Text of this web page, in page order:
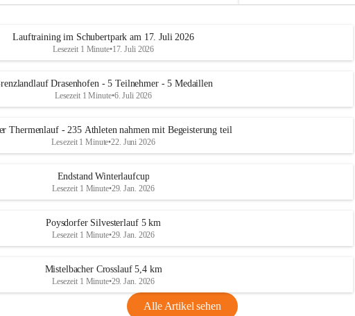
Lauftraining im Schubertpark am 17. Juli 2026
Lesezeit 1 Minute•17. Juli 2026
Drasenhofen - 5 Teilnehmer - 5 Medaillen
Lesezeit 1 Minute•6. Juli 2026
Thermenlauf - 235 Athleten nahmen mit Begeisterung teil
Lesezeit 1 Minute•22. Juni 2026
Endstand Winterlaufcup
Lesezeit 1 Minute•29. Jan. 2026
Poysdorfer Silvesterlauf 5 km
Lesezeit 1 Minute•29. Jan. 2026
Mistelbacher Crosslauf 5,4 km
Lesezeit 1 Minute•29. Jan. 2026
Alle Artikel sehen